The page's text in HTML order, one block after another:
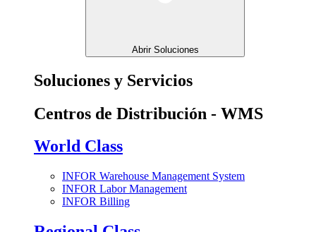
Abrir Soluciones
Soluciones y Servicios
Centros de Distribución - WMS
World Class
INFOR Warehouse Management System
INFOR Labor Management
INFOR Billing